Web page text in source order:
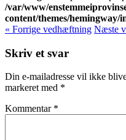
/var/www/
content/themes/hemingway/
« Forrige vedhæftning Næste
Skriv et svar
Din e-mailadresse vil ikke
markeret med *
Kommentar *